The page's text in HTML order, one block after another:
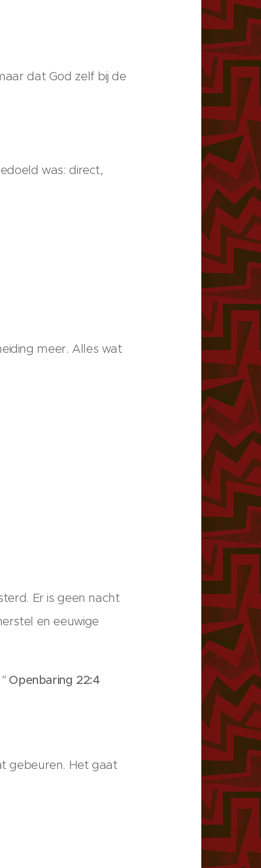
dat God zelf bij de
was: direct,
meer. Alles wat
Er is geen nacht
en eeuwige
Openbaring 22:4
gebeuren. Het gaat